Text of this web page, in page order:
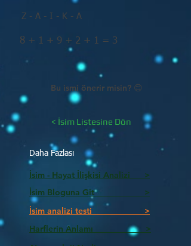
Z - A - I - K - A
8 + 1 + 9 + 2 + 1 = 3
Bu ismi önerir misin? 😊
< İsim Listesine Dön
Daha Fazlası
İsim - Hayat İlişkisi Analizi >
İsim Bloguna Git >
İsim analizi testi >
Harflerin Anlamı >